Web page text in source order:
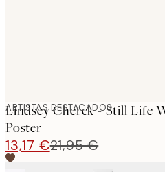
ARTISTAS DESTACADOS
Lindsey Cherek - Still Life
Poster
13,17 €21,95 €